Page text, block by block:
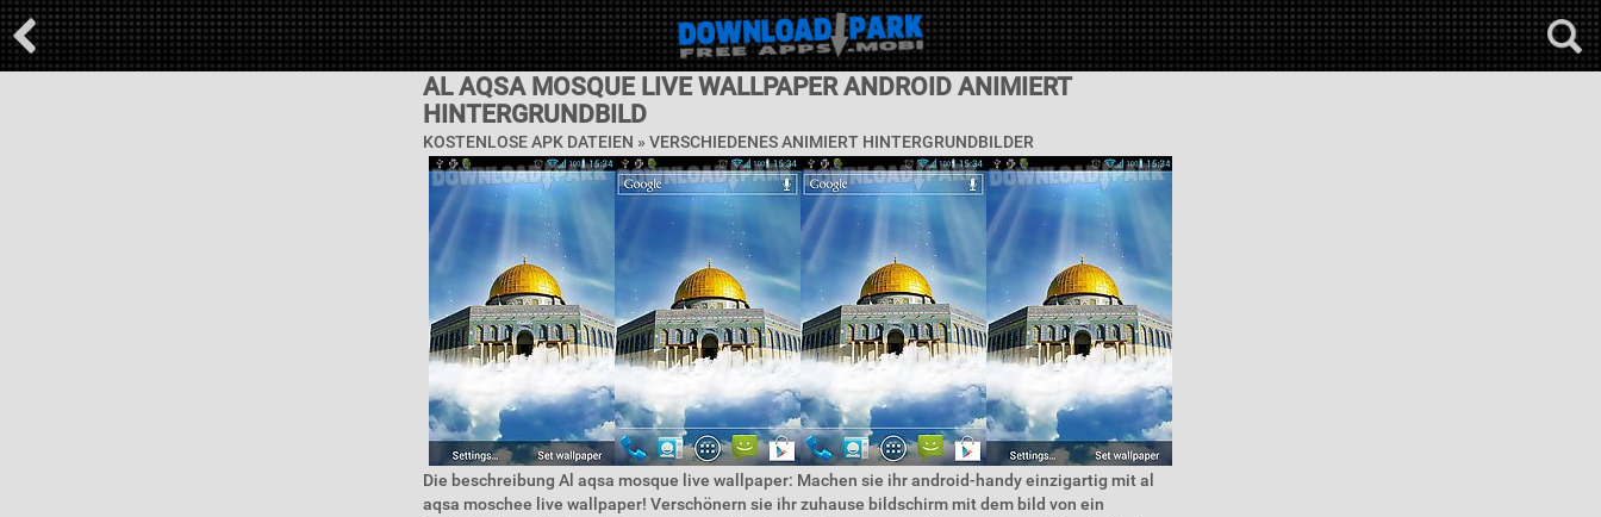
AL AQSA MOSQUE LIVE WALLPAPER ANDROID ANIMIERT
HINTERGRUNDBILD
KOSTENLOSE APK DATEIEN » VERSCHIEDENES ANIMIERT HINTERGRUNDBILDER
Die beschreibung Al aqsa mosque live wallpaper: Machen sie ihr android-handy einzigartig mit al
aqsa moschee live wallpaper! Verschönern sie ihr zuhause bildschirm mit dem bild von ein